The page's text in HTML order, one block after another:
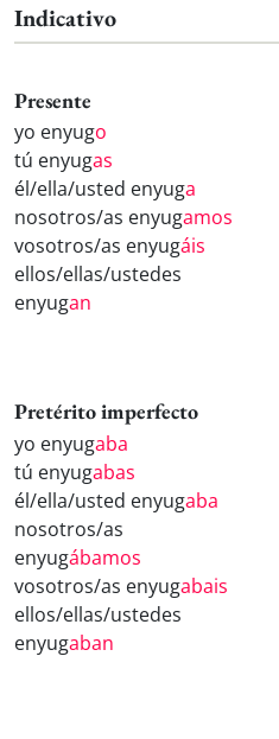
Indicativo
Presente
yo enyugo
tú enyugas
él/ella/usted enyuga
nosotros/as enyugamos
vosotros/as enyugáis
ellos/ellas/ustedes
enyugan
Pretérito imperfecto
yo enyugaba
tú enyugabas
él/ella/usted enyugaba
nosotros/as
enyugábamos
vosotros/as enyugabais
ellos/ellas/ustedes
enyugaban